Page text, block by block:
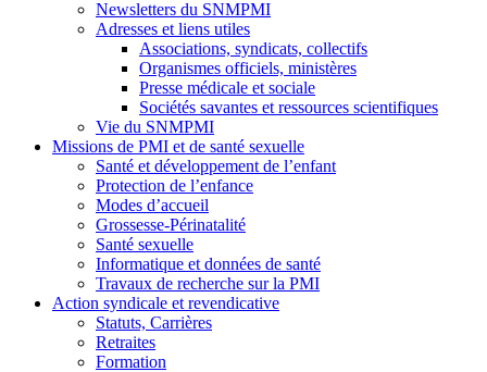
Newsletters du SNMPMI
Adresses et liens utiles
Associations, syndicats, collectifs
Organismes officiels, ministères
Presse médicale et sociale
Sociétés savantes et ressources scientifiques
Vie du SNMPMI
Missions de PMI et de santé sexuelle
Santé et développement de l’enfant
Protection de l’enfance
Modes d’accueil
Grossesse-Périnatalité
Santé sexuelle
Informatique et données de santé
Travaux de recherche sur la PMI
Action syndicale et revendicative
Statuts, Carrières
Retraites
Formation